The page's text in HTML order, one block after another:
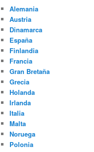
Alemania
Austria
Dinamarca
España
Finlandia
Francia
Gran Bretaña
Grecia
Holanda
Irlanda
Italia
Malta
Noruega
Polonia